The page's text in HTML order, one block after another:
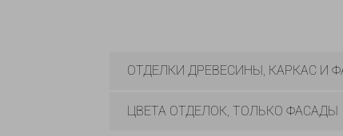
ОТДЕЛКИ ДРЕВЕСИНЫ, КАРКАС И
ЦВЕТА ОТДЕЛОК, ТОЛЬКО ФАСАДЫ